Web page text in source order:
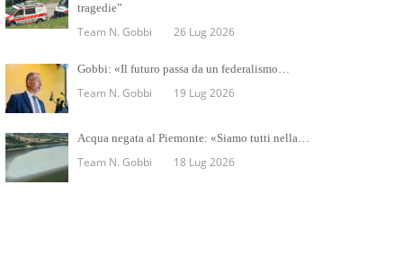
tragedie”
Team N. Gobbi 26 Lug 2026
Gobbi: «Il futuro passa da un federalismo…
Team N. Gobbi 19 Lug 2026
Acqua negata al Piemonte: «Siamo tutti nella…
Team N. Gobbi 18 Lug 2026